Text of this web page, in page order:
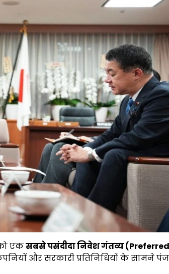
एकसबसे पसंदीदा निवेश गंतव्य (Preferred
और सरकारी प्रतिनिधियों के सामने